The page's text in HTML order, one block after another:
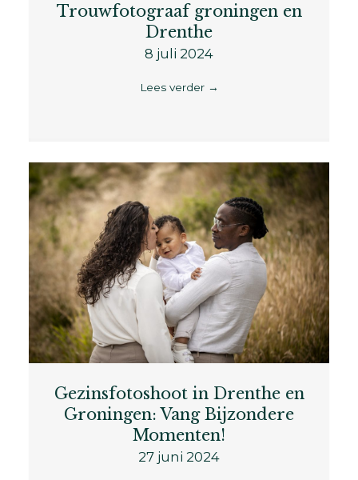
Trouwfotograaf groningen en
Drenthe
8 juli 2024
Lees verder →
Gezinsfotoshoot in Drenthe en
Groningen: Vang Bijzondere
Momenten!
27 juni 2024